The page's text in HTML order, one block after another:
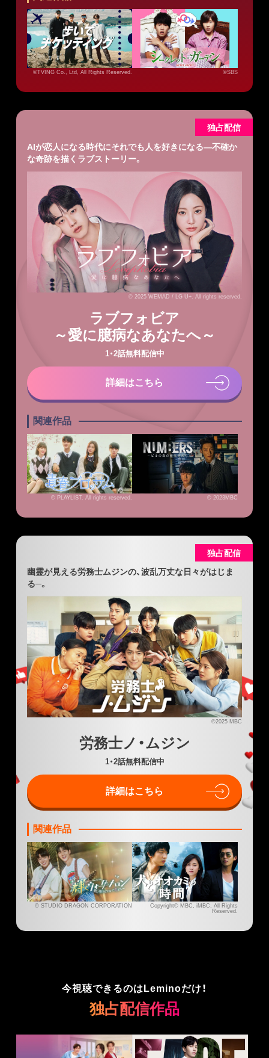
©TVING Co., Ltd, All Rights Reserved. ©SBS
独占配信
AIが恋人になる時代にそれでも人を好きになる―不確か
な奇跡を描くラブストーリー。
© 2025 WEMAD / LG U+. All rights reserved.
ラブフォビア
～愛に臆病なあなたへ～
1・2話無料配信中
詳細はこちら
関連作品
© PLAYLIST. All rights reserved. © 2023MBC
独占配信
幽霊が見える労務士ムジンの、波乱万丈な日々がはじま
る─。
©2025 MBC
労務士ノ・ムジン
1・2話無料配信中
詳細はこちら
関連作品
© STUDIO DRAGON CORPORATION
Copyright© MBC, iMBC, All Rights
Reserved.
今視聴できるのはLeminoだけ！
独占配信作品